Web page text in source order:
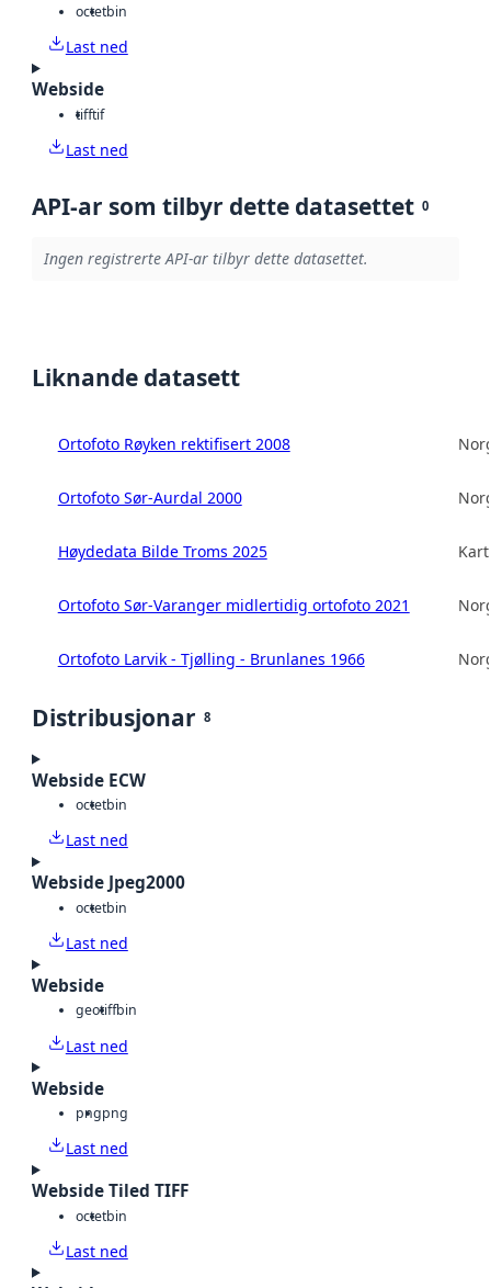
octetbin
Last ned
Webside
tifftif
Last ned
API-ar som tilbyr dette datasettet 0
Ingen registrerte API-ar tilbyr dette datasettet.
Liknande datasett
Ortofoto Røyken rektifisert 2008
Ortofoto Sør-Aurdal 2000
Høydedata Bilde Troms 2025
Ortofoto Sør-Varanger midlertidig ortofoto 2021
Ortofoto Larvik - Tjølling - Brunlanes 1966
Distribusjonar 8
Webside ECW
octetbin
Last ned
Webside Jpeg2000
octetbin
Last ned
Webside
geotiffbin
Last ned
Webside
pngpng
Last ned
Webside Tiled TIFF
octetbin
Last ned